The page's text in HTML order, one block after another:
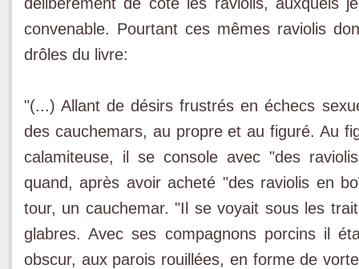
convenable. Pourtant ces mêmes raviolis
drôles du livre:
"(...) Allant de désirs frustrés en échecs
des cauchemars, au propre et au figuré. Au
calamiteuse, il se console avec "des
quand, après avoir acheté "des raviolis en
tour, un cauchemar. "Il se voyait sous les
glabres. Avec ses compagnons porcins il
obscur, aux parois rouillées, en forme de